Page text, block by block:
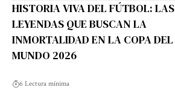
HISTORIA VIVA DEL FÚTBOL: LAS
LEYENDAS QUE BUSCAN LA
INMORTALIDAD EN LA COPA DEL
MUNDO 2026
6 Lectura mínima